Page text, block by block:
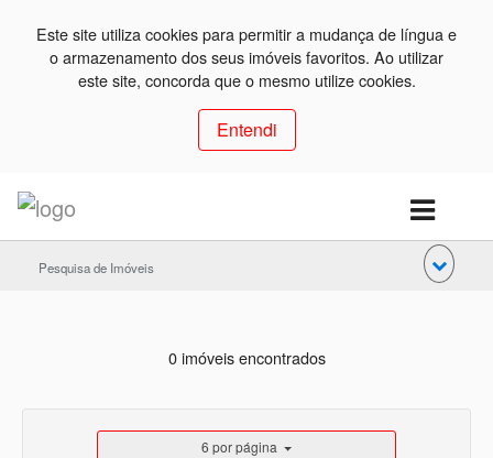
Este site utiliza cookies para permitir a mudança de língua e
o armazenamento dos seus imóveis favoritos. Ao utilizar
este site, concorda que o mesmo utilize cookies.
Entendi
Pesquisa de Imóveis
0 imóveis encontrados
6 por página